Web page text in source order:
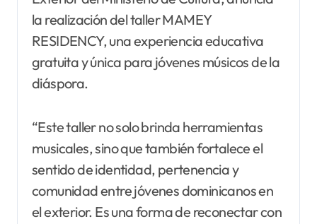
la realización del taller MAMEY
RESIDENCY, una experiencia educativa
gratuita y única para jóvenes músicos de la
diáspora.
“Este taller no solo brinda herramientas
musicales, sino que también fortalece el
sentido de identidad, pertenencia y
comunidad entre jóvenes dominicanos en
el exterior. Es una forma de reconectar con